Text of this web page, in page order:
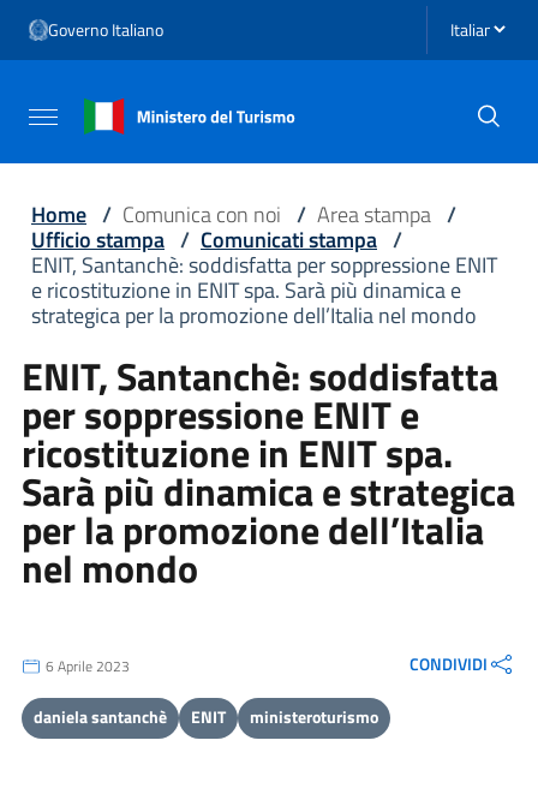
Vai al menu di navigazione
Vai al footer
Governo Italiano Seleziona
Attiva / disattiva la navigazione
Home / Comunica con noi / Area stampa /
Ufficio stampa / Comunicati stampa /
ENIT, Santanchè: soddisfatta per soppressione ENIT
e ricostituzione in ENIT spa. Sarà più dinamica e
strategica per la promozione dell’Italia nel mondo
ENIT, Santanchè: soddisfatta
per soppressione ENIT e
ricostituzione in ENIT spa.
Sarà più dinamica e strategica
per la promozione dell’Italia
nel mondo
6 Aprile 2023 CONDIVIDI
daniela santanchè ENIT ministeroturismo